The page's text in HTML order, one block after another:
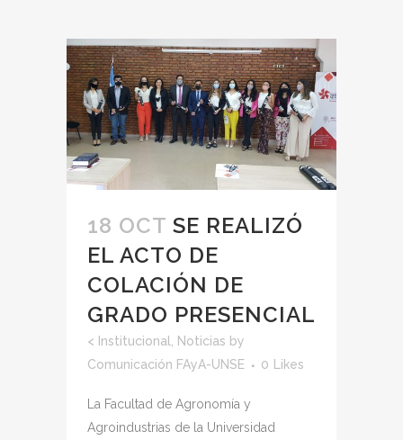
18 OCT SE REALIZÓ
EL ACTO DE
COLACIÓN DE
GRADO PRESENCIAL
< Institucional, Noticias by
Comunicación FAyA-UNSE
0 Likes
La Facultad de Agronomía y
Agroindustrias de la Universidad